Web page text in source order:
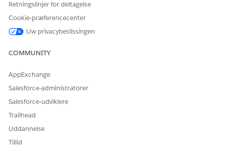
LØSTE DENNE ARTIKEL DIT PROBLEM?
Retningslinjer for deltagelse
Cookie-præferencecenter
Uw privacybeslissingen
COMMUNITY
AppExchange
Salesforce-administratorer
Salesforce-udviklere
Trailhead
Uddannelse
Tillid